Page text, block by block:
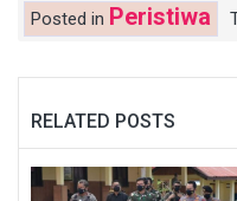
Posted in Peristiwa
RELATED POSTS